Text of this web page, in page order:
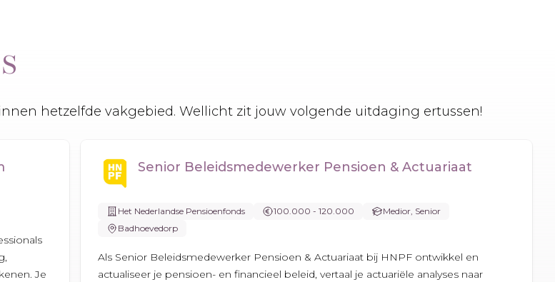
hetzelfde vakgebied. Wellicht zit jouw volgende uitdaging ertussen!
Je
Senior Beleidsmedewerker Pensioen & Actuariaat
Het Nederlandse Pensioenfonds 100.000 - 120.000
Medior, Senior
Badhoevedorp
Als Senior Beleidsmedewerker Pensioen & Actuariaat bij HNPF ontwikkel en
actualiseer je pensioen- en financieel beleid, vertaal je actuariële analyses naar